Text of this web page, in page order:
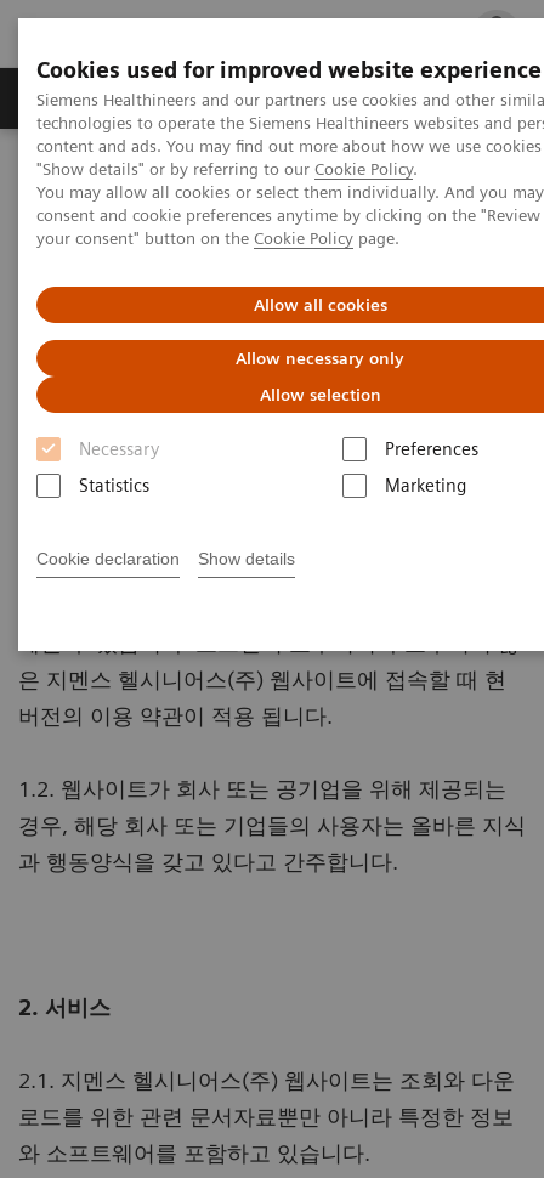
Cookies used for improved website experience
Siemens Healthineers and our partners use cookies and other
technologies to operate the Siemens Healthineers websites and
content and ads. You may find out more about how we use
"Show details" or by referring to our Cookie Policy.
You may allow all cookies or select them individually. And you
consent and cookie preferences anytime by clicking on the "Review
your consent" button on the Cookie Policy page.
Allow all cookies
Allow necessary only
Allow selection
Necessary
Preferences
Statistics
Marketing
Cookie declaration Show details
지멘스 헬시니어스(주) 채용 주요 제품
지멘스 헬시니어스(주) 웹사이트 이용 약관
1.1. 지멘스 헬시니어스(주) 또는 계열사로부터 제공
은 본 이용약관을 따릅니다. 본 이용약관은 다른 약관
은 지멘스 헬시니어스(주) 웹사이트에 접속할 때 현
버전의 이용 약관이 적용 됩니다.
1.2. 웹사이트가 회사 또는 공기업을 위해 제공되는
경우, 해당 회사 또는 기업들의 사용자는 올바른 지식
과 행동양식을 갖고 있다고 간주합니다.
2. 서비스
2.1. 지멘스 헬시니어스(주) 웹사이트는 조회와 다운
로드를 위한 관련 문서자료뿐만 아니라 특정한 정보
와 소프트웨어를 포함하고 있습니다.